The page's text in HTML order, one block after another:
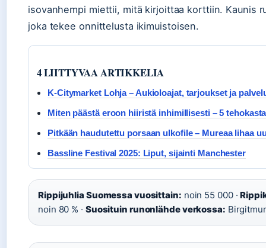
isovanhempi miettii, mitä kirjoittaa korttiin. Kaunis
joka tekee onnittelusta ikimuistoisen.
4 LIITTYVAA ARTIKKELIA
K-Citymarket Lohja – Aukioloajat, tarjoukset ja
Miten päästä eroon hiiristä inhimillisesti – 5
Pitkään haudutettu porsaan ulkofile – Mureaa lihaa
Bassline Festival 2025: Liput, sijainti Manchester
Rippijuhlia Suomessa vuosittain: noin 55 000 ·
noin 80 % · Suosituin runonlähde verkossa: